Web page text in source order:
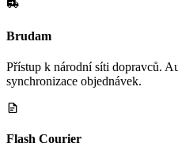
Brudam
Přístup k národní síti dopravců.
synchronizace objednávek.
Flash Courier